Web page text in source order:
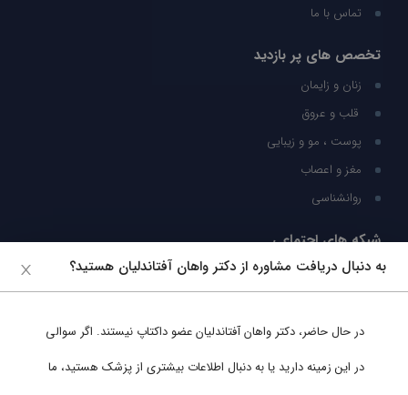
تماس با ما
تخصص های پر بازدید
زنان و زایمان
قلب و عروق
پوست ، مو و زیبایی
مغز و اعصاب
روانشناسی
شبکه های اجتماعی
ما را در شبکه های اجتماعی دنبال کنید
به دنبال دریافت مشاوره از دکتر واهان آفتاندلیان هستید؟
در حال حاضر، دکتر واهان آفتاندلیانعضو داکتاپ نیستند. اگر سوالی
در این زمینه دارید یا به دنبال اطلاعات بیشتری از پزشک هستید، ما